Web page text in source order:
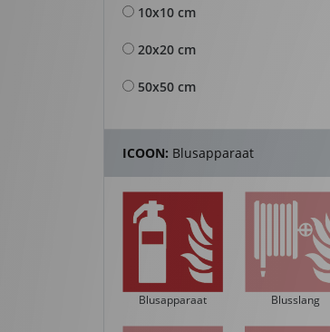
10x10 cm
20x20 cm
50x50 cm
ICOON: Blusapparaat
Blusapparaat Blusslang